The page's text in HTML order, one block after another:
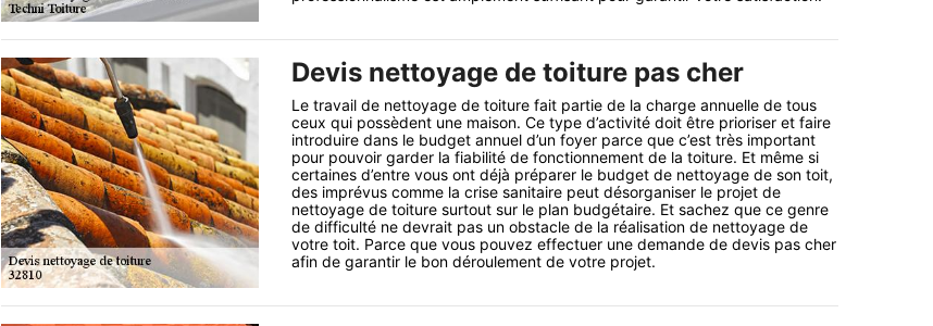
Devis nettoyage de toiture pas cher
Le travail de nettoyage de toiture fait partie de la charge annuelle de tous
ceux qui possèdent une maison. Ce type d’activité doit être prioriser et faire
introduire dans le budget annuel d’un foyer parce que c’est très important
pour pouvoir garder la fiabilité de fonctionnement de la toiture. Et même si
certaines d’entre vous ont déjà préparer le budget de nettoyage de son toit,
des imprévus comme la crise sanitaire peut désorganiser le projet de
nettoyage de toiture surtout sur le plan budgétaire. Et sachez que ce genre
de difficulté ne devrait pas un obstacle de la réalisation de nettoyage de
votre toit. Parce que vous pouvez effectuer une demande de devis pas cher
afin de garantir le bon déroulement de votre projet.